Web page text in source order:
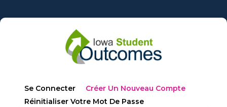
au
Onglets
principaux
Se Connecter Créer Un Nouveau Compte
Réinitialiser Votre Mot De Passe